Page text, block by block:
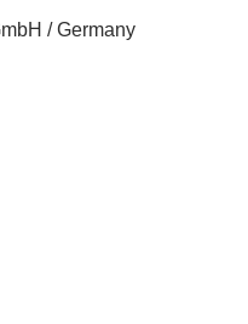
/ Germany